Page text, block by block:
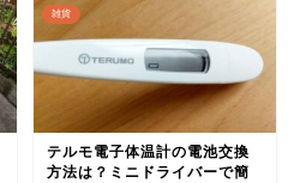
雑貨
テルモ電子体温計の電池交換
方法は？ミニドライバーで簡